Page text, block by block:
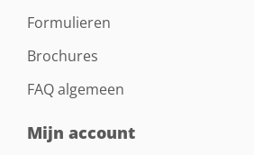
Formulieren
Brochures
FAQ algemeen
Mijn account